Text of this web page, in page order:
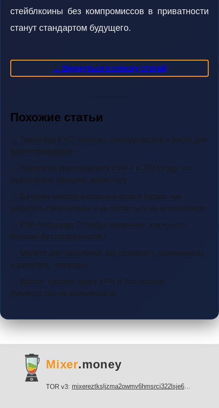
стейблкоины без компромиссов в приватности
станут стандартом будущего.
← Вернуться к списку статей
Похожие статьи
→ Toobit без KYC: лимиты, преимущества и риски для
криптотрейдеров
→ Налоги на криптовалюту и NFT в 2024 году: что
нужно знать каждому инвестору
→ Биткоин-миксер и красные флаги биржи: как
защитить свои активы и не попасться на мошенников
→ P2P-площадка Стамбул наличные: как купить
биткоин без посредников?
→ Monero для писателей: как сохранить анонимность
и защитить гонорары
→ Bitcoin Tumbler через VPN и Tor: полное
руководство по анонимности
Mixer.money
TOR v3: mixereztksljzma2owmv6hmsrci322lsje6m3svicoddk3xbgvhd2fid.onion